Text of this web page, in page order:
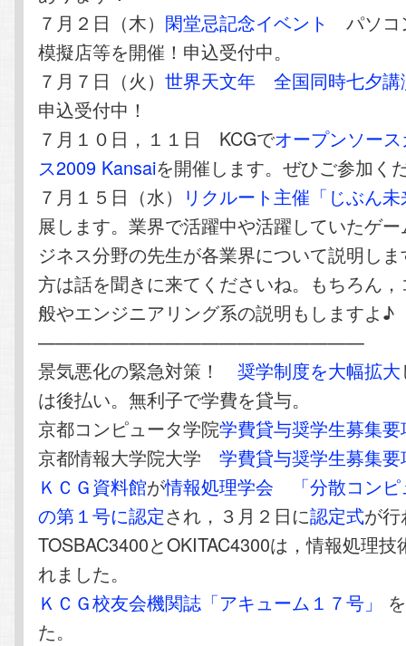
７月２日（木） 閑堂忌記念イベント
パソコ
模擬店等を開催！申込受付中。
７月７日（火）世界天文年 全国同時七夕講
申込受付中！
７月１０日，１１日 KCGでオープンソー
ス2009 Kansaiを開催します。ぜひご参加く
７月１５日（水） リクルート主催「じぶん
展します。業界で活躍中や活躍していたゲ
ジネス分野の先生が各業界について説明し
方は話を聞きに来てくださいね。もちろん
般やエンジニアリング系の説明もしますよ♪
——————————————————
景気悪化の緊急対策！奨学制度を大幅拡大
は後払い。無利子で学費を貸与。
京都コンピュータ学院学費貸与奨学生募集要
京都情報大学院大学学費貸与奨学生募集要
ＫＣＧ資料館が情報処理学会
「分散コン
の第１号に認定され，３月２日に認定式が
TOSBAC3400とOKITAC4300は，情報処理
れました。
ＫＣＧ校友会機関誌「アキューム１７号」
た。